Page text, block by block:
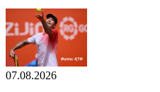
07.08.2026